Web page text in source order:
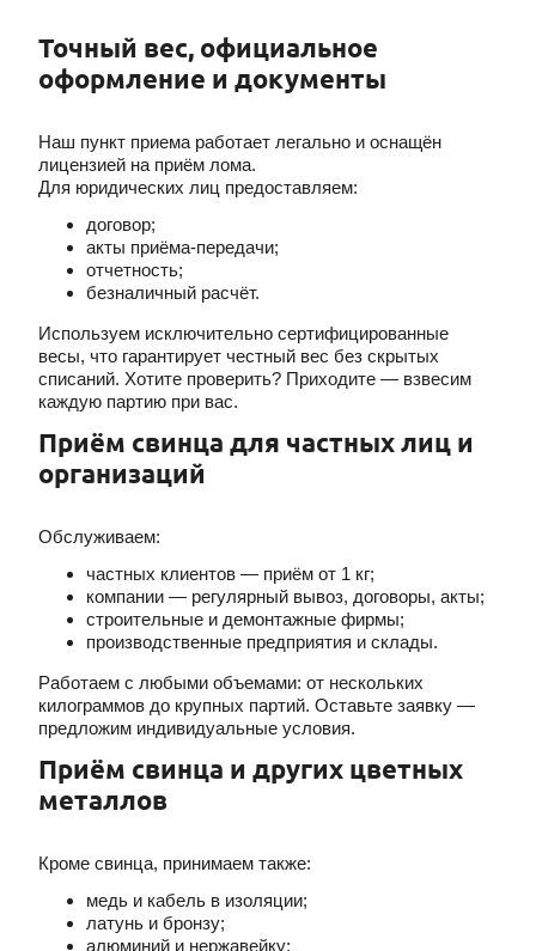
Точный вес, официальное
оформление и документы
Наш пункт приема работает легально и оснащён
лицензией на приём лома.
Для юридических лиц предоставляем:
договор;
акты приёма-передачи;
отчетность;
безналичный расчёт.
Используем исключительно сертифицированные
весы, что гарантирует честный вес без скрытых
списаний. Хотите проверить? Приходите — взвесим
каждую партию при вас.
Приём свинца для частных лиц и
организаций
Обслуживаем:
частных клиентов — приём от 1 кг;
компании — регулярный вывоз, договоры, акты;
строительные и демонтажные фирмы;
производственные предприятия и склады.
Работаем с любыми объемами: от нескольких
килограммов до крупных партий. Оставьте заявку —
предложим индивидуальные условия.
Приём свинца и других цветных
металлов
Кроме свинца, принимаем также:
медь и кабель в изоляции;
латунь и бронзу;
алюминий и нержавейку;